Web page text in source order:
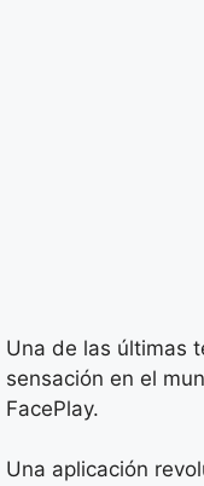
Una de las últimas
sensación en el
FacePlay.
Una aplicación